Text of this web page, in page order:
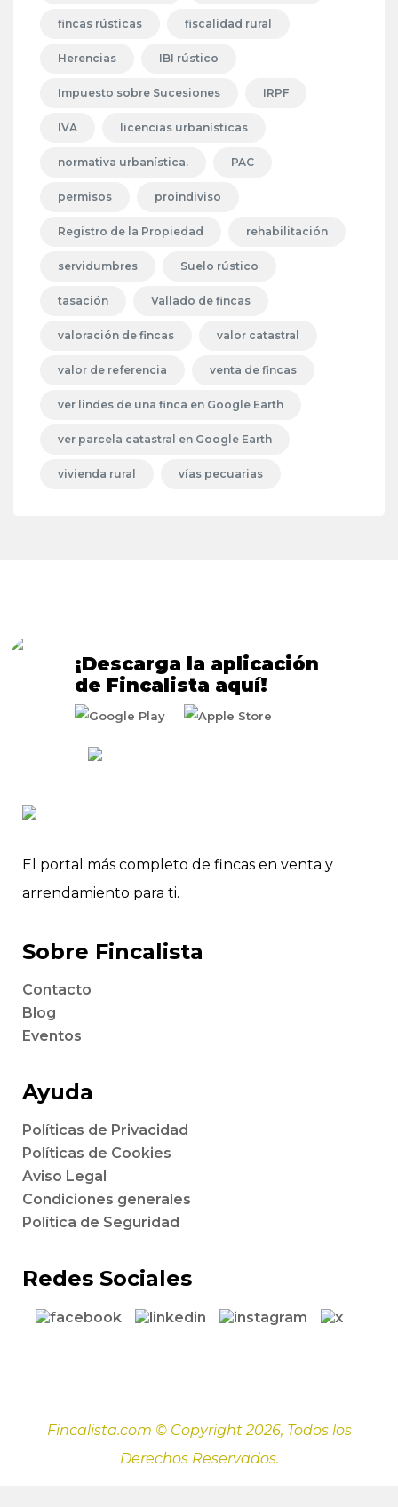
fincas rústicas fiscalidad rural
Herencias IBI rústico
Impuesto sobre Sucesiones IRPF
IVA licencias urbanísticas
normativa urbanística. PAC
permisos proindiviso
Registro de la Propiedad rehabilitación
servidumbres Suelo rústico
tasación Vallado de fincas
valoración de fincas valor catastral
valor de referencia venta de fincas
ver lindes de una finca en Google Earth
ver parcela catastral en Google Earth
vivienda rural vías pecuarias
El portal más completo de fincas en venta y
arrendamiento para ti.
Sobre Fincalista
Contacto
Blog
Eventos
Ayuda
Políticas de Privacidad
Políticas de Cookies
Aviso Legal
Condiciones generales
Política de Seguridad
Redes Sociales
¡Descarga la aplicación
de Fincalista aquí!
Fincalista.com © Copyright 2026, Todos los
Derechos Reservados.